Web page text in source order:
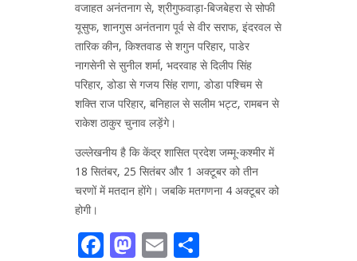
वजाहत अनंतनाग से, श्रीगुफवाड़ा-बिजबेहरा से सोफी
यूसुफ, शानगुस अनंतनाग पूर्व से वीर सराफ, इंदरवल से
तारिक कीन, किश्तवाड से शगुन परिहार, पाडेर
नागसेनी से सुनील शर्मा, भदरवाह से दिलीप सिंह
परिहार, डोडा से गजय सिंह राणा, डोडा पश्चिम से
शक्ति राज परिहार, बनिहाल से सलीम भट्ट, रामबन से
राकेश ठाकुर चुनाव लड़ेंगे।
उल्लेखनीय है कि केंद्र शासित प्रदेश जम्मू-कश्मीर में
18 सितंबर, 25 सितंबर और 1 अक्टूबर को तीन
चरणों में मतदान होंगे। जबकि मतगणना 4 अक्टूबर को
होगी।
Facebook
Mastodon
Email